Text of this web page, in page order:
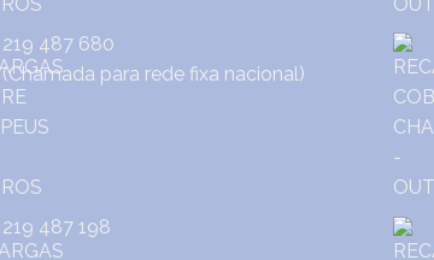
219 487 680
(Chamada para rede fixa nacional)
219 487 198